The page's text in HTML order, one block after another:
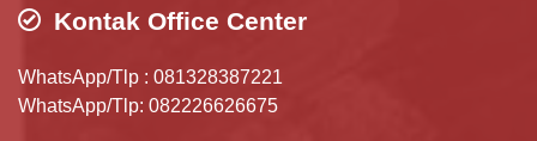
Kontak Office Center
WhatsApp/Tlp : 081328387221
WhatsApp/Tlp: 082226626675